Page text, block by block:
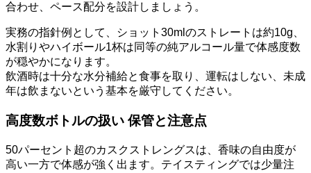
合わせ、ペース配分を設計しましょう。
実務の指針例として、ショット30mlのストレートは約10g、
水割りやハイボール1杯は同等の純アルコール量で体感度数
が穏やかになります。
飲酒時は十分な水分補給と食事を取り、運転はしない、未成
年は飲まないという基本を厳守してください。
高度数ボトルの扱い 保管と注意点
50パーセント超のカスクストレングスは、香味の自由度が
高い一方で体感が強く出ます。テイスティングでは少量注